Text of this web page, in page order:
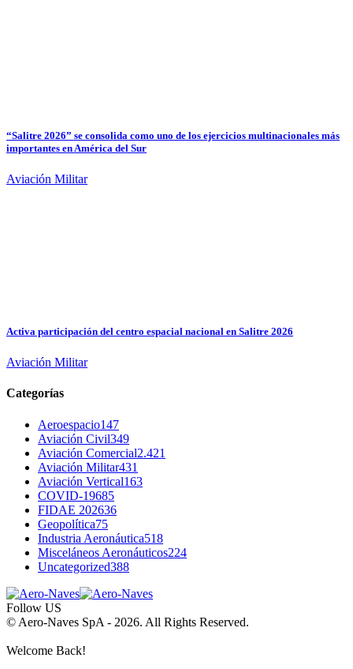
“Salitre 2026” se consolida como uno de los ejercicios multinacionales más
importantes en América del Sur
Aviación Militar
Activa participación del centro espacial nacional en Salitre 2026
Aviación Militar
Categorías
Aeroespacio147
Aviación Civil349
Aviación Comercial2.421
Aviación Militar431
Aviación Vertical163
COVID-19685
FIDAE 202636
Geopolítica75
Industria Aeronáutica518
Misceláneos Aeronáuticos224
Uncategorized388
Follow US
© Aero-Naves SpA - 2026. All Rights Reserved.
Welcome Back!